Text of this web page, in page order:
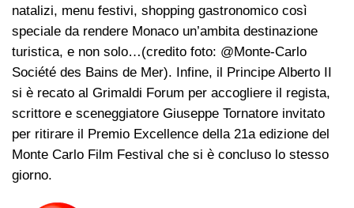
natalizi, menu festivi, shopping gastronomico così
speciale da rendere Monaco un’ambita destinazione
turistica, e non solo…(credito foto: @Monte-Carlo
Société des Bains de Mer). Infine, il Principe Alberto II
si è recato al Grimaldi Forum per accogliere il regista,
scrittore e sceneggiatore Giuseppe Tornatore invitato
per ritirare il Premio Excellence della 21a edizione del
Monte Carlo Film Festival che si è concluso lo stesso
giorno.